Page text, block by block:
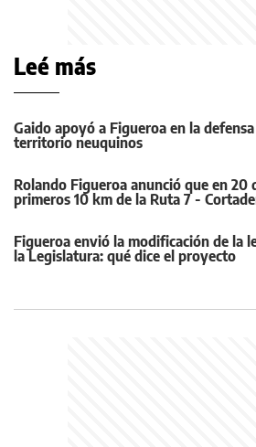
Leé más
Gaido apoyó a Figueroa en la
territorio neuquinos
Rolando Figueroa anunció que en 20
primeros 10 km de la Ruta 7 -
Figueroa envió la modificación de la
la Legislatura: qué dice el proyecto